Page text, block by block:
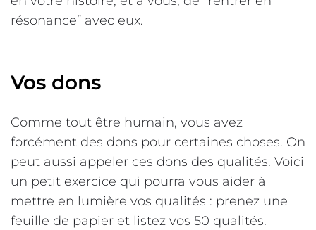
résonance” avec eux.
Vos dons
Comme tout être humain, vous avez
forcément des dons pour certaines choses. On
peut aussi appeler ces dons des qualités. Voici
un petit exercice qui pourra vous aider à
mettre en lumière vos qualités : prenez une
feuille de papier et listez vos 50 qualités.